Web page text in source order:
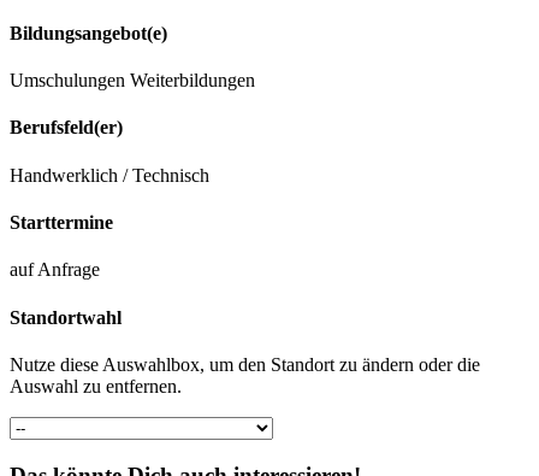
Bildungsangebot(e)
Umschulungen Weiterbildungen
Berufsfeld(er)
Handwerklich / Technisch
Starttermine
auf Anfrage
Standortwahl
Nutze diese Auswahlbox, um den Standort zu ändern oder die
Auswahl zu entfernen.